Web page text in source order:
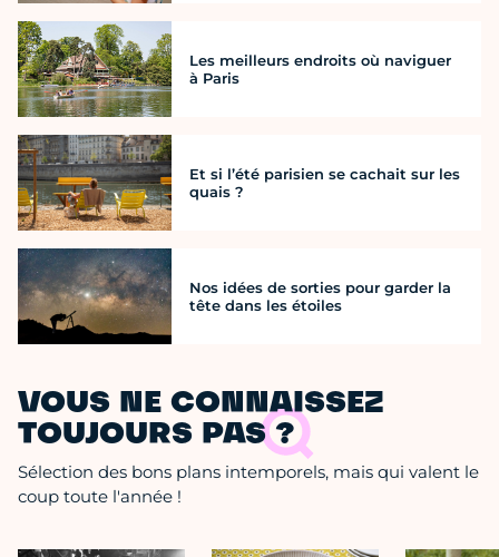
Les meilleurs endroits où naviguer
à Paris
Et si l’été parisien se cachait sur les
quais ?
Nos idées de sorties pour garder la
tête dans les étoiles
VOUS NE CONNAISSEZ
TOUJOURS PAS ?
Sélection des bons plans intemporels, mais qui valent le
coup toute l'année !